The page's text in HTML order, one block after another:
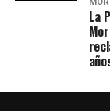
La